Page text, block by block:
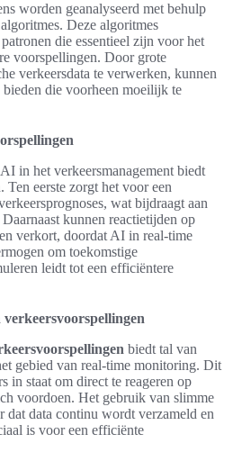
worden geanalyseerd met behulp
algoritmes. Deze algoritmes
die essentieel zijn voor het
voorspellingen. Door grote
verkeersdata te verwerken, kunnen
die voorheen moeilijk te
in het verkeersmanagement biedt
eerste zorgt het voor een
wat bijdraagt aan
kunnen reactietijden op
verkort, doordat AI in real-time
om toekomstige
leidt tot een efficiëntere
biedt tal van
gebied van real-time monitoring. Dit
in staat om direct te reageren op
voordoen. Het gebruik van slimme
dat data continu wordt verzameld en
is voor een efficiënte